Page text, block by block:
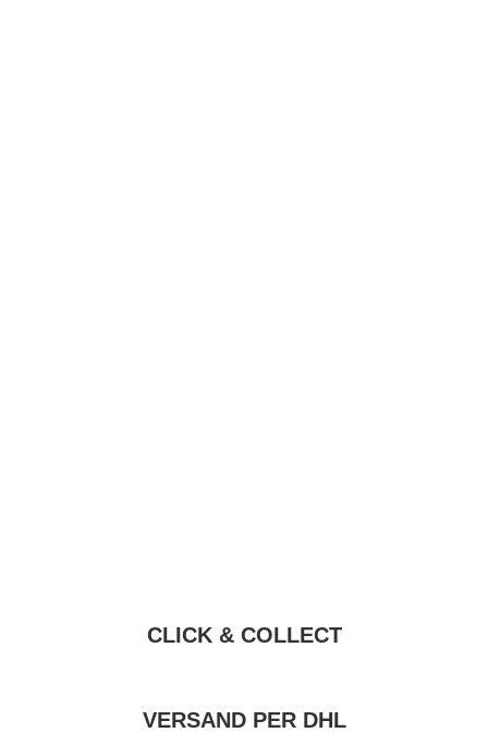
CLICK & COLLECT
VERSAND PER DHL